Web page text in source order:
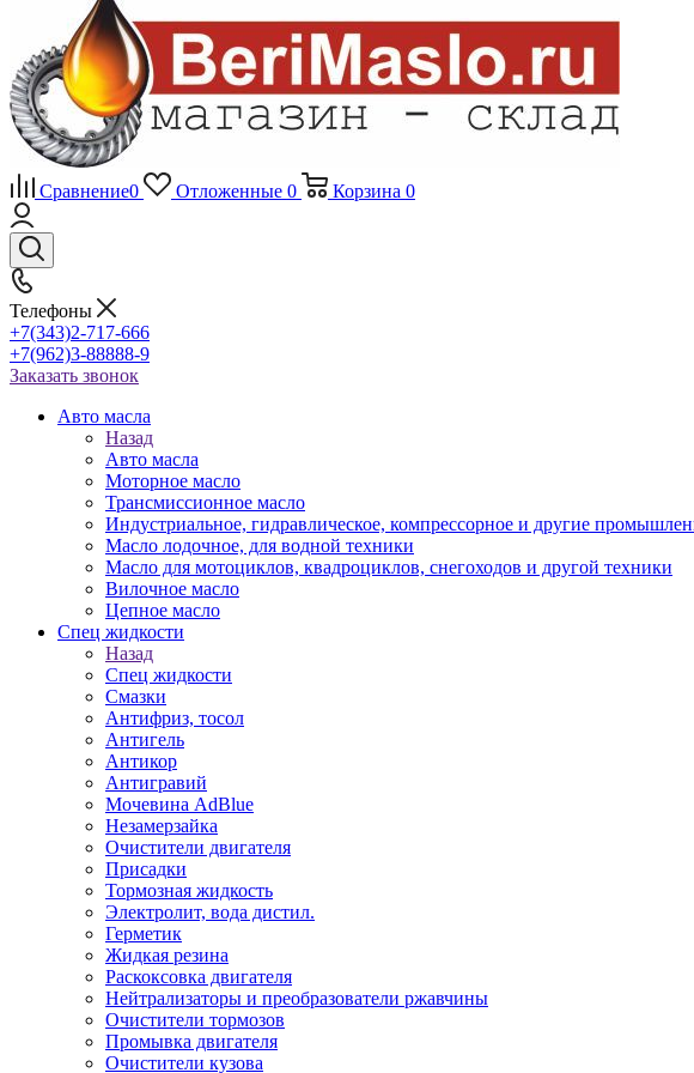
Сравнение0 Отложенные 0 Корзина 0
Телефоны
+7(343)2-717-666
+7(962)3-88888-9
Заказать звонок
Авто масла
Назад
Авто масла
Моторное масло
Трансмиссионное масло
Индустриальное, гидравлическое, компрессорное и другие
Масло лодочное, для водной техники
Масло для мотоциклов, квадроциклов, снегоходов и другой техники
Вилочное масло
Цепное масло
Спец жидкости
Назад
Спец жидкости
Смазки
Антифриз, тосол
Антигель
Антикор
Антигравий
Мочевина AdBlue
Незамерзайка
Очистители двигателя
Присадки
Тормозная жидкость
Электролит, вода дистил.
Герметик
Жидкая резина
Раскоксовка двигателя
Нейтрализаторы и преобразователи ржавчины
Очистители тормозов
Промывка двигателя
Очистители кузова